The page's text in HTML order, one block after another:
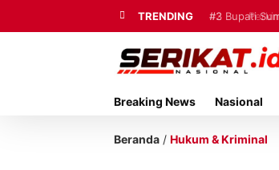
TRENDING #3 Bupati
Mutiara
Breaking News Nasional
Beranda / Hukum & Kriminal